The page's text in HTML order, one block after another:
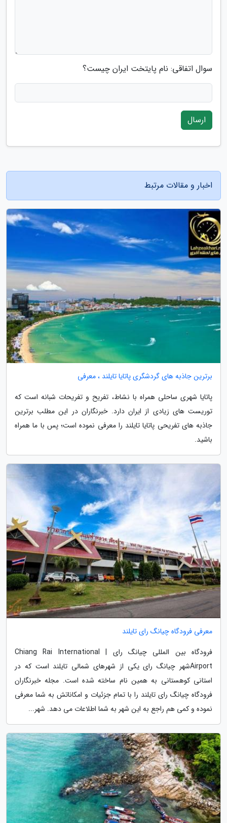
سوال اتفاقی: نام پایتخت ایران چیست؟
ارسال
اخبار و مقالات مرتبط
برترین جاذبه های گردشگری پاتایا تایلند ، معرفی
پاتایا شهری ساحلی همراه با نشاط، تفریح و تفریحات شبانه است که
توریست های زیادی از ایران دارد. خبرنگاران در این مطلب برترین
جاذبه های تفریحی پاتایا تایلند را معرفی نموده است؛ پس با ما همراه
باشید.
معرفی فرودگاه چیانگ رای تایلند
فرودگاه بین المللی چیانگ رای | Chiang Rai International
Airportشهر چیانگ رای یکی از شهرهای شمالی تایلند است که در
استانی کوهستانی به همین نام ساخته شده است. مجله خبرنگاران
فرودگاه چیانگ رای تایلند را با تمام جزئیات و امکاناتش به شما معرفی
نموده و کمی هم راجع به این شهر به شما اطلاعات می دهد. شهر...